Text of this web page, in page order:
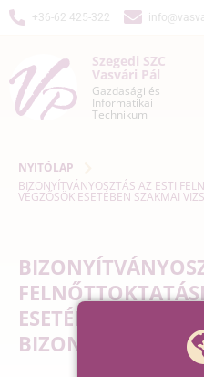
+36-62 425-322
Szegedi SZC
Vasvári Pál
Gazdasági és
Informatikai
Technikum
NYITÓLAP
BIZONYÍTVÁNYOSZTÁS AZ ESTI
VÉGZŐSÖK ESETÉBEN SZAKMAI
ESETÉBEN
BIZONYÍTVÁNYOK